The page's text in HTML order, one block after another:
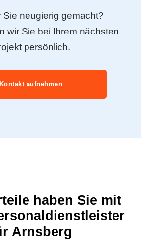
Sie neugierig gemacht?
wir Sie bei Ihrem nächsten
persönlich.
Kontakt aufnehmen
haben Sie mit
Arnsberg